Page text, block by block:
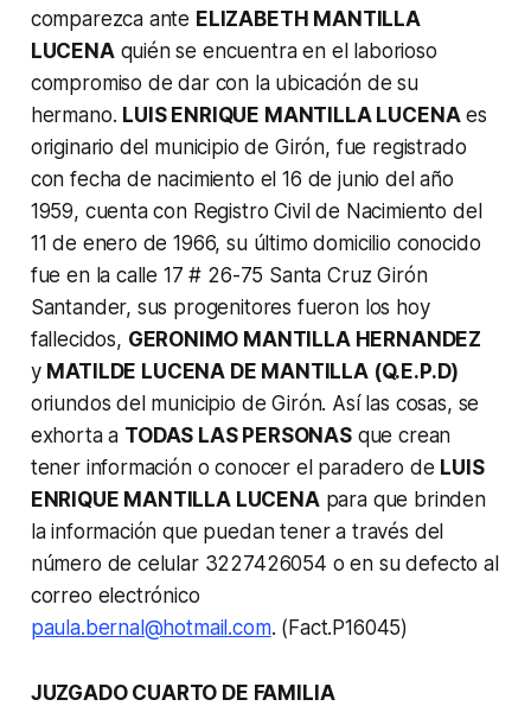
comparezca ante ELIZABETH MANTILLA
LUCENAquién se encuentra en el laborioso
compromiso de dar con la ubicación de su
hermano. LUIS ENRIQUE MANTILLA LUCENAes
originario del municipio de Girón, fue registrado
con fecha de nacimiento el 16 de junio del año
1959, cuenta con Registro Civil de Nacimiento del
11 de enero de 1966, su último domicilio conocido
fue en la calle 17 # 26-75 Santa Cruz Girón
Santander, sus progenitores fueron los hoy
fallecidos, GERONIMO MANTILLA HERNANDEZ
y MATILDE LUCENA DE MANTILLA (Q.E.P.D)
oriundos del municipio de Girón. Así las cosas, se
exhorta a TODAS LAS PERSONASque crean
tener información o conocer el paradero de LUIS
ENRIQUE MANTILLA LUCENApara que brinden
la información que puedan tener a través del
número de celular 3227426054 o en su defecto al
correo electrónico
paula.bernal@hotmail.com. (Fact.P16045)
JUZGADO CUARTO DE FAMILIA